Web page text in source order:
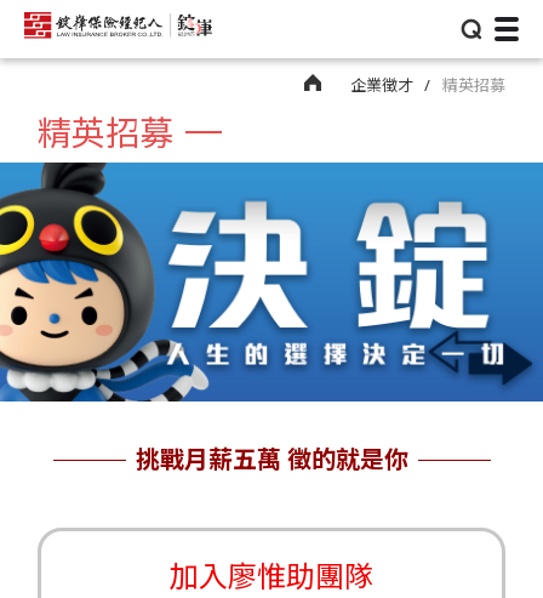
⌕
企業徵才 精英招募
精英招募
挑戰月薪五萬 徵的就是你
加入廖惟助團隊